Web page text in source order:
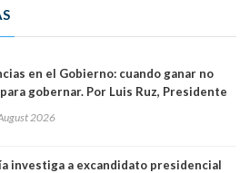
en el Gobierno: cuando ganar no
gobernar. Por Luis Ruz, Presidente
2026
investiga a excandidato presidencial